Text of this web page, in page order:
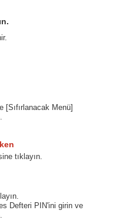
[Sıfırlanacak Menü]
tıklayın.
Defteri PIN'ini girin ve